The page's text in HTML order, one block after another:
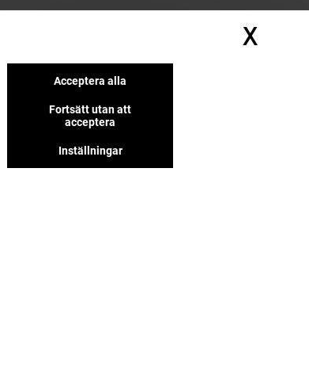
fler butiker som vi tror
Acceptera alla
Fortsätt utan att
acceptera
Inställningar
X
Dölj